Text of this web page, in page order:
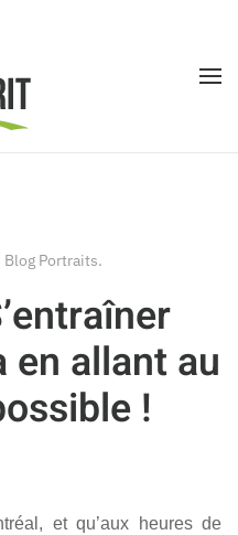
Blog Portraits.
en allant au
!
et qu’aux heures de